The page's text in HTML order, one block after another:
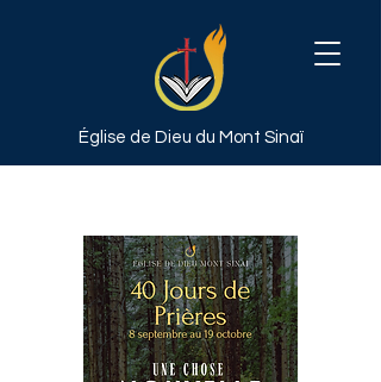
Église de Dieu du Mont Sinaï